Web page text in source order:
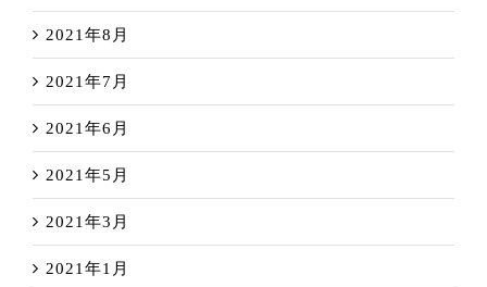
2021年8月
2021年7月
2021年6月
2021年5月
2021年3月
2021年1月